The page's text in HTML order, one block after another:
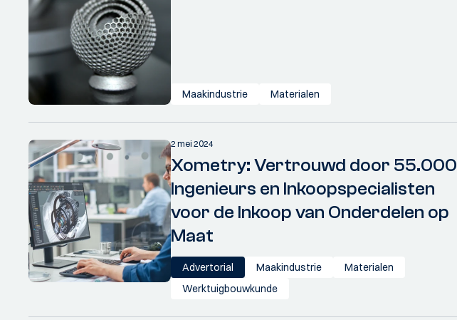
Maakindustrie Materialen
2 mei 2024
Xometry: Vertrouwd door 55.000
Ingenieurs en Inkoopspecialisten
voor de Inkoop van Onderdelen op
Maat
Advertorial Maakindustrie
Materialen
Werktuigbouwkunde